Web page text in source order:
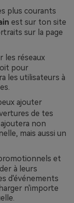
plus courants
est sur ton site
sur la page
les réseaux
pour
les utilisateurs à
ajouter
de tes
non
mais aussi un
et
à leurs
d'événements
n'importe